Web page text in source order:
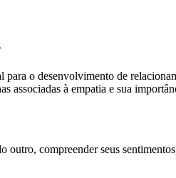
o desenvolvimento de
associadas à empatia e sua
compreender seus